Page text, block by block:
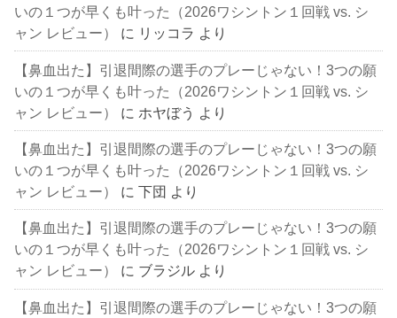
いの１つが早くも叶った（2026ワシントン１回戦 vs. シ
ャン レビュー）
に リッコラ より
【鼻血出た】引退間際の選手のプレーじゃない！3つの願
いの１つが早くも叶った（2026ワシントン１回戦 vs. シ
ャン レビュー）
に ホヤぼう より
【鼻血出た】引退間際の選手のプレーじゃない！3つの願
いの１つが早くも叶った（2026ワシントン１回戦 vs. シ
ャン レビュー）
に下団 より
【鼻血出た】引退間際の選手のプレーじゃない！3つの願
いの１つが早くも叶った（2026ワシントン１回戦 vs. シ
ャン レビュー）
に ブラジル より
【鼻血出た】引退間際の選手のプレーじゃない！3つの願